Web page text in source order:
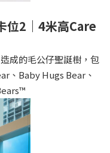
2｜4米高Care
成的毛公仔聖誕樹，包
、Baby Hugs Bear、